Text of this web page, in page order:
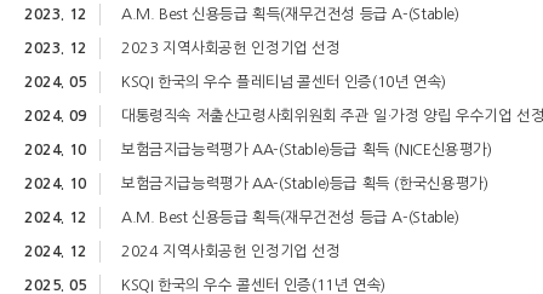
2023. 12 A.M. Best 신용등급 획득(재무건전성 등급 A-(Stable)
2023. 12 2023 지역사회공헌 인정기업 선정
2024. 05 KSQI 한국의 우수 플레티넘 콜센터 인증(10년 연속)
2024. 09 대통령직속 저출산고령사회위원회 주관 일·가정 양립 우수기업 선
2024. 10 보험금지급능력평가 AA-(Stable)등급 획득 (NICE신용평가)
2024. 10 보험금지급능력평가 AA-(Stable)등급 획득 (한국신용평가)
2024. 12 A.M. Best 신용등급 획득(재무건전성 등급 A-(Stable)
2024. 12 2024 지역사회공헌 인정기업 선정
2025. 05 KSQI 한국의 우수 콜센터 인증(11년 연속)